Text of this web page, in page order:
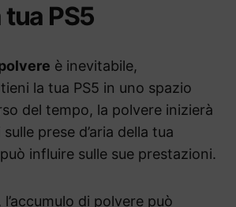
PS5
è inevitabile,
la tua PS5 in uno spazio
del tempo, la polvere inizierà
prese d’aria della tua
influire sulle sue prestazioni.
di polvere può